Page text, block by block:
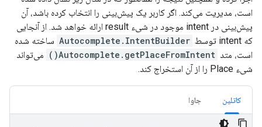
است، مدیریت می‌کند. اگر کاربر یک پیش‌بینی را انتخاب کرده باشد، آن
پیش‌بینی در intent موجود در شیء result ارائه خواهد شد. از آنجایی
که intent توسط
Autocomplete.IntentBuilder ساخته شده
است، متد Autocomplete.getPlaceFromIntent()
می‌تواند
شیء Place را از آن استخراج کند.
کاتلین جاوا